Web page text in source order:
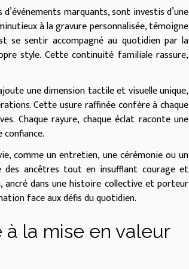
marquants, sont investis d’une
à la gravure personnalisée, témoigne
se sentir accompagné au quotidien par la
style. Cette continuité familiale rassure,
une dimension tactile et visuelle unique,
Cette usure raffinée confère à chaque
Chaque rayure, chaque éclat raconte une
comme un entretien, une cérémonie ou un
des ancêtres tout en insufflant courage et
ancré dans une histoire collective et porteur
face aux défis du quotidien.
la mise en valeur